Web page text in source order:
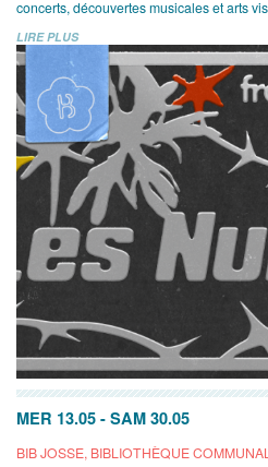
concerts, découvertes musicales et arts
LIRE PLUS
MER 13.05 - SAM 30.05
BIB JOSSE, BIBLIOTHÈQUE